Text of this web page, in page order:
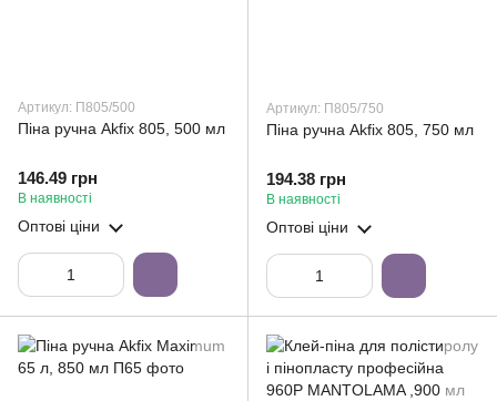
Артикул: П805/500
Піна ручна Akfix 805, 500 мл
146.49 грн
В наявності
Оптові ціни
Артикул: П805/750
Піна ручна Akfix 805, 750 мл
194.38 грн
В наявності
Оптові ціни